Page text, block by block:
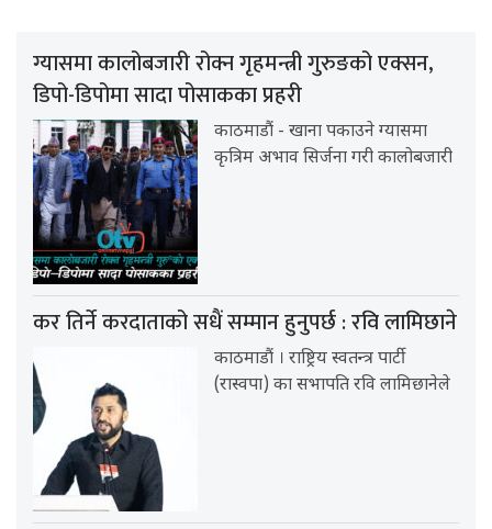
ग्यासमा कालोबजारी रोक्न गृहमन्त्री गुरुङको एक्सन,
डिपो-डिपोमा सादा पोसाकका प्रहरी
काठमाडौं - खाना पकाउने ग्यासमा
कृत्रिम अभाव सिर्जना गरी कालोबजारी
कर तिर्ने करदाताको सधैं सम्मान हुनुपर्छ : रवि लामिछाने
काठमाडौं । राष्ट्रिय स्वतन्त्र पार्टी
(रास्वपा) का सभापति रवि लामिछानेले